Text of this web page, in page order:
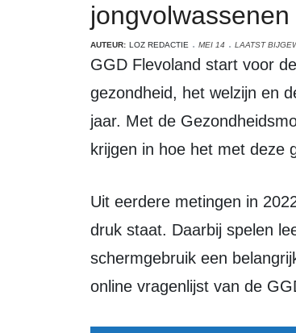
AUTEUR: LOZ REDACTIE MEI 14 LAATST
GGD Flevoland start voor de derde keer een grootschalig onderzoek naar de
gezondheid, het welzijn en
jaar. Met de
krijgen in hoe het met deze
Uit eerdere metingen in 2022 en 2024 blijkt dat vooral mentale gezondheid onder
druk staat. Daarbij spelen
schermgebruik een
online vragenlijst van de